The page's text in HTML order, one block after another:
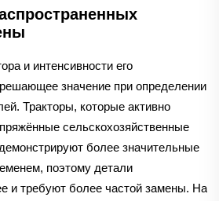
и интенсивности его
значение при определении
Тракторы, которые активно
сельскохозяйственные
более значительные
поэтому детали
и требуют более частой замены. На